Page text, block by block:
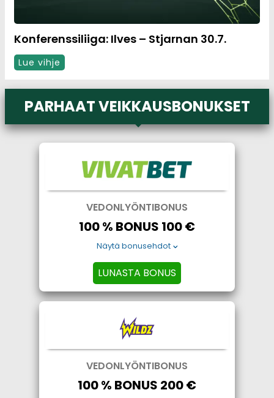
Konferenssiliiga: Ilves – Stjarnan 30.7.
Lue vihje
PARHAAT VEIKKAUSBONUKSET
VEDONLYÖNTIBONUS
100 % BONUS 100 €
Näytä bonusehdot
LUNASTA BONUS
VEDONLYÖNTIBONUS
100 % BONUS 200 €